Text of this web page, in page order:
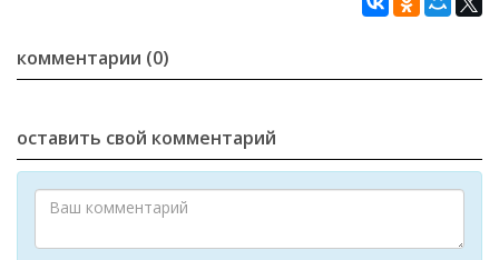
комментарии (0)
оставить свой комментарий